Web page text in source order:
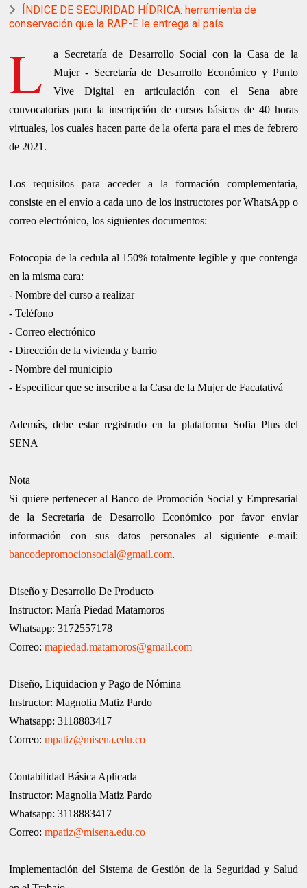
ÍNDICE DE SEGURIDAD HÍDRICA: herramienta de
conservación que la RAP-E le entrega al país
L
a Secretaría de Desarrollo Social con la Casa de la
Mujer - Secretaría de Desarrollo Económico y Punto
Vive Digital en articulación con el Sena abre
convocatorias para la inscripción de cursos básicos de 40 horas
virtuales, los cuales hacen parte de la oferta para el mes de febrero
de 2021.
Los requisitos para acceder a la formación complementaria,
consiste en el envío a cada uno de los instructores por WhatsApp o
correo electrónico, los siguientes documentos:
Fotocopia de la cedula al 150% totalmente legible y que contenga
en la misma cara:
- Nombre del curso a realizar
- Teléfono
- Correo electrónico
- Dirección de la vivienda y barrio
- Nombre del municipio
- Especificar que se inscribe a la Casa de la Mujer de Facatativá
Además, debe estar registrado en la plataforma Sofia Plus del
SENA
Nota
Si quiere pertenecer al Banco de Promoción Social y Empresarial
de la Secretaría de Desarrollo Económico por favor enviar
información con sus datos personales al siguiente e-mail:
bancodepromocionsocial@gmail.com.
Diseño y Desarrollo De Producto
Instructor: María Piedad Matamoros
Whatsapp: 3172557178
Correo:mapiedad.matamoros@gmail.com
Diseño, Liquidacion y Pago de Nómina
Instructor: Magnolia Matiz Pardo
Whatsapp: 3118883417
Correo:mpatiz@misena.edu.co
Contabilidad Básica Aplicada
Instructor: Magnolia Matiz Pardo
Whatsapp: 3118883417
Correo:mpatiz@misena.edu.co
Implementación del Sistema de Gestión de la Seguridad y Salud